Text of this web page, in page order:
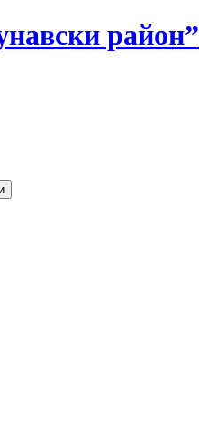
район”